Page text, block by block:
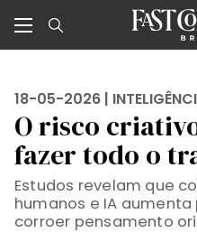
18-05-2026 |
O risco
fazer todo o
Estudos revelam que
humanos e IA
corroer pensamento